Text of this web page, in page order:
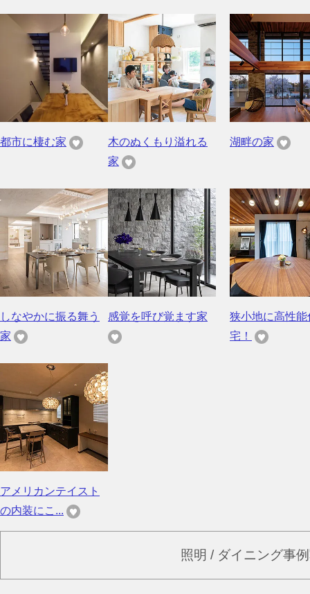
都市に棲む家
木のぬくもり溢れる
家
湖畔の家
しなやかに振る舞う
家
感覚を呼び覚ます家
狭小地に高性能
宅！
アメリカンテイスト
の内装にこ...
照明 / ダイニング事